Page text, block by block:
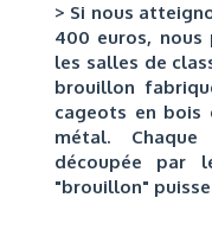
> Si nous
400 euros,
les salles de
brouillon
cageots en bois
métal.
découpée par
"brouillon"